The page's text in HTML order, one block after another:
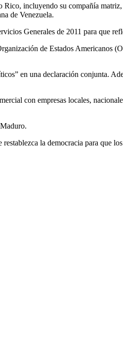
incluyendo su compañía
de Venezuela.
Generales de 2011 para que
de Estados Americanos
en una declaración conjunta.
con empresas locales,
la democracia para que